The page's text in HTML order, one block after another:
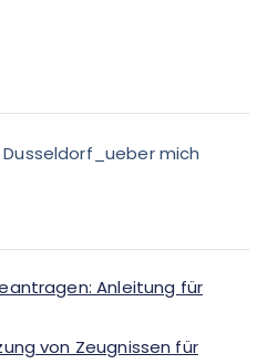
Anleitung für
von Zeugnissen für